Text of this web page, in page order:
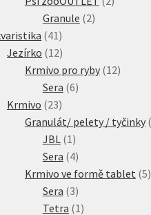
Granule 22
41 41
produktů
Jezírko 1212
produktů
Krmivo pro ryby 1212
Sera 66
Krmivo 2323
produktů
Granulát/ pelety / tyčinky
JBL 1 1
produkt
Sera 44
produkty
Krmivo ve formě tablet 55
Sera 33
produkty
Tetra 1 1